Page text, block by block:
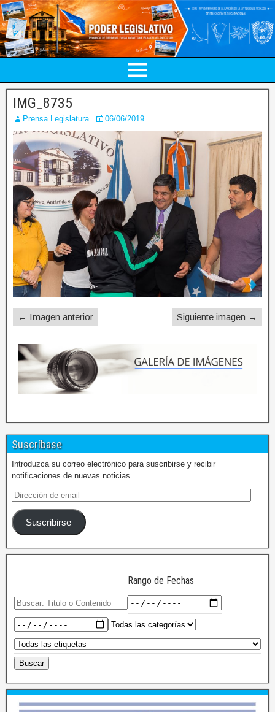
IMG_8735
Prensa Legislatura 06/06/2019
← Imagen anterior Siguiente imagen →
Suscríbase
Introduzca su correo electrónico para suscribirse y recibir
notificaciones de nuevas noticias.
Suscribirse
Rango de Fechas